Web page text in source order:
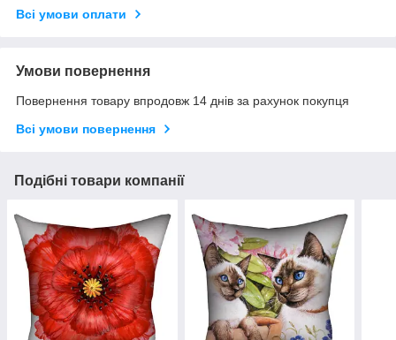
Всі умови оплати
Умови повернення
Повернення товару впродовж 14 днів за рахунок покупця
Всі умови повернення
Подібні товари компанії